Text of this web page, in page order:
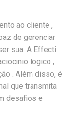
ao cliente ,
de gerenciar
sua. A Effecti
lógico ,
. Além disso, é
que transmita
desafios e